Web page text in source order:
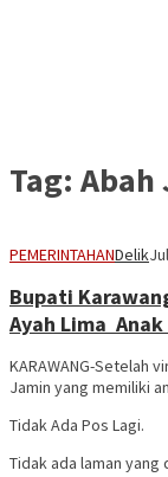
Tag: Abah
PEMERINTAHANDelik
Bupati
Ayah Lima
KARAWANG-Setelah
Jamin yang memiliki
Tidak Ada Pos Lagi.
Tidak ada laman yang